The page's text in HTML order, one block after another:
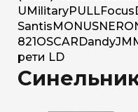
U MilitaryPULLFocus
Santis MONUSNERO
821 OSCAR DandyJM
рети LD